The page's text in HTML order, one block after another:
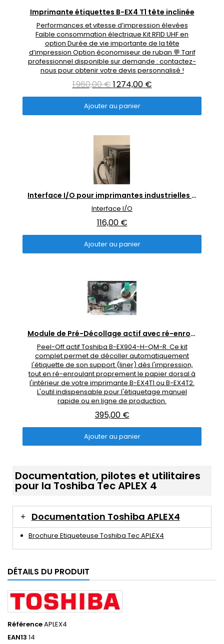
Aperçu rapide
Imprimante étiquettes B-EX4 T1 tête inclinée
Performances et vitesse d’impression élevées
Faible consommation électrique Kit RFID UHF en
option Durée de vie importante de la tête
d’impression Option économiseur de ruban 💬 Tarif
professionnel disponible sur demande : contactez-
nous pour obtenir votre devis personnalisé !
1 960,00 €1 274,00 €
Ajouter au panier
Aperçu rapide Interface I/O pour imprimantes industrielles Toshiba B-EX4 et B-EX6
Interface I/O
116,00 €
Ajouter au panier
Aperçu rapide Module de Pré-Décollage actif avec ré-enrouleur interne (Peel Off)
Peel-Off actif Toshiba B-EX904-H-QM-R. Ce kit
complet permet de décoller automatiquement
l'étiquette de son support (liner) dès l'impression,
tout en ré-enroulant proprement le papier dorsal à
l'intérieur de votre imprimante B-EX4T1 ou B-EX4T2.
L'outil indispensable pour l'étiquetage manuel
rapide ou en ligne de production.
395,00 €
Ajouter au panier
Documentation, pilotes et utilitaires
pour la Toshiba Tec APLEX 4
Documentation Toshiba APLEX4
Brochure Etiqueteuse Toshiba Tec APLEX4
DÉTAILS DU PRODUIT
RéférenceAPLEX4
EAN13 14